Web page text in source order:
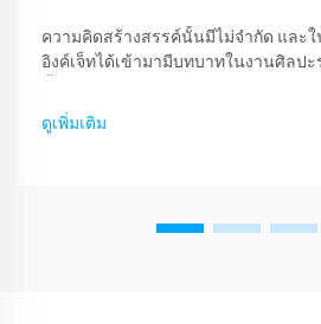
ความคิดสร้างสรรค์นั้นมีไม่จำกัด และใ
อิงค์เจ็ทได้เข้ามามีบทบาทในงานศิลปะ
หน้าที่เป็นสื่อแสดงออกถึงเอกลักษณ์ขอ
บุคคลธรรมดาหรือศิลปิน รวมถึงบุคลิกภ
ดูเพิ่มเติม